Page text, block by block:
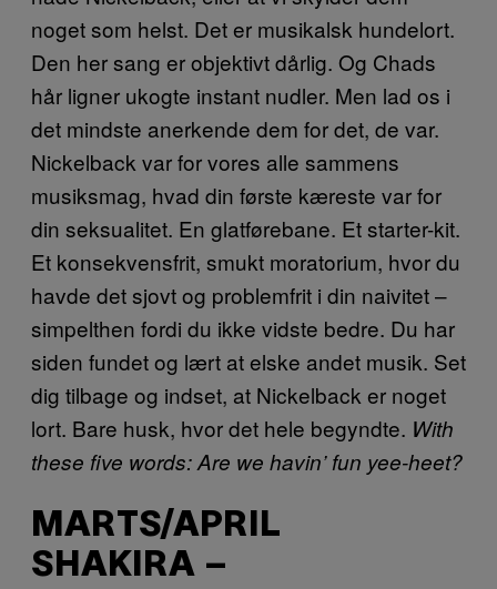
noget som helst. Det er musikalsk hundelort.
Den her sang er objektivt dårlig. Og Chads
hår ligner ukogte instant nudler. Men lad os i
det mindste anerkende dem for det, de var.
Nickelback var for vores alle sammens
musiksmag, hvad din første kæreste var for
din seksualitet. En glatførebane. Et starter-kit.
Et konsekvensfrit, smukt moratorium, hvor du
havde det sjovt og problemfrit i din naivitet –
simpelthen fordi du ikke vidste bedre. Du har
siden fundet og lært at elske andet musik. Set
dig tilbage og indset, at Nickelback er noget
lort. Bare husk, hvor det hele begyndte. With
these five words: Are we havin’ fun yee-heet?
MARTS/APRIL
SHAKIRA –